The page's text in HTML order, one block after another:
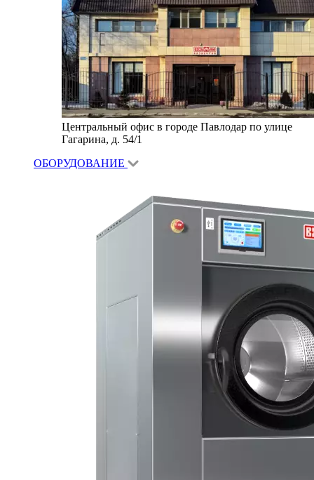
Центральный офис в городе Павлодар по улице
Гагарина, д. 54/1
ОБОРУДОВАНИЕ